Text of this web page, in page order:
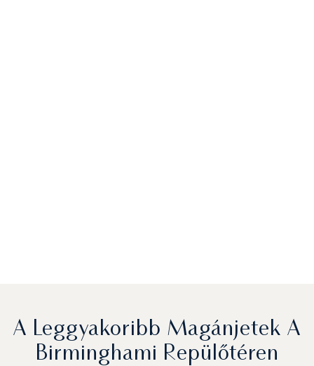
A Leggyakoribb Magánjetek A
Birminghami Repülőtéren